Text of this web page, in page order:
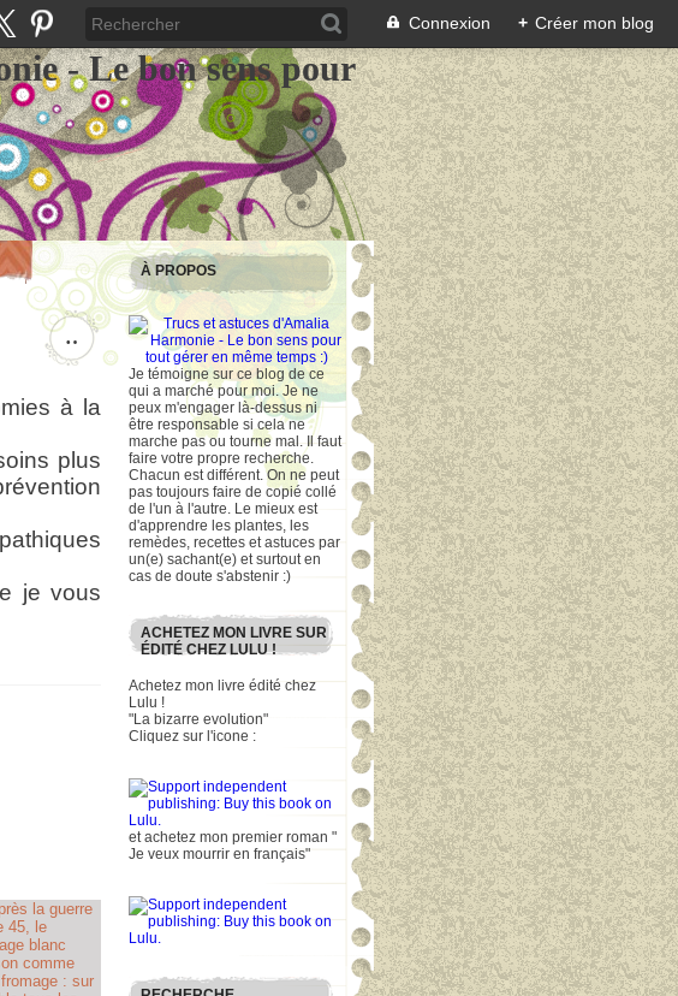
Connexion + Créer mon blog
- Le bon sens pour
…
à la
plus
je vous
À PROPOS
Je témoigne sur ce blog de ce
qui a marché pour moi. Je ne
peux m'engager là-dessus ni
être responsable si cela ne
marche pas ou tourne mal. Il faut
faire votre propre recherche.
Chacun est différent. On ne peut
pas toujours faire de copié collé
de l'un à l'autre. Le mieux est
d'apprendre les plantes, les
remèdes, recettes et astuces par
un(e) sachant(e) et surtout en
cas de doute s'abstenir :)
ACHETEZ MON LIVRE SUR
ÉDITÉ CHEZ LULU !
Achetez mon livre édité chez
Lulu !
"La bizarre evolution"
Cliquez sur l'icone :
et achetez mon premier roman "
Je veux mourrir en français"